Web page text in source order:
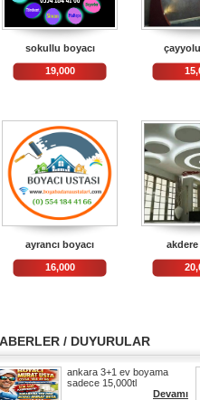
sokullu boyacı
19,000
ayrancı boyacı
16,000
akdere
/ DUYURULAR
ankara 3+1 ev boyama
sadece 15,000tl
Devamı